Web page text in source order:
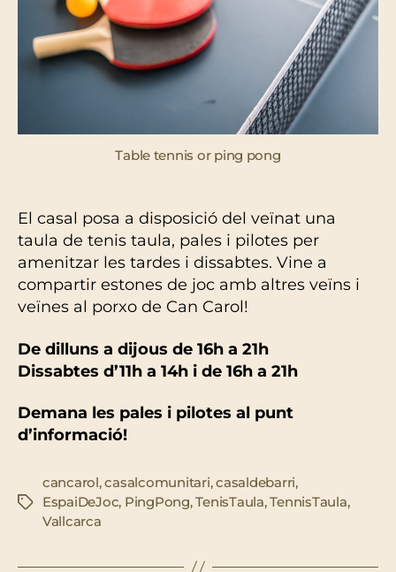
Table tennis or ping pong
El casal posa a disposició del veïnat una
taula de tenis taula, pales i pilotes per
amenitzar les tardes i dissabtes. Vine a
compartir estones de joc amb altres veïns i
veïnes al porxo de Can Carol!
De dilluns a dijous de 16h a 21h
Dissabtes d’11h a 14h i de 16h a 21h
Demana les pales i pilotes al punt
d’informació!
Etiquetes
cancarol,casalcomunitari,casaldebarri,
EspaiDeJoc, PingPong,TenisTaula,TennisTaula,
Vallcarca